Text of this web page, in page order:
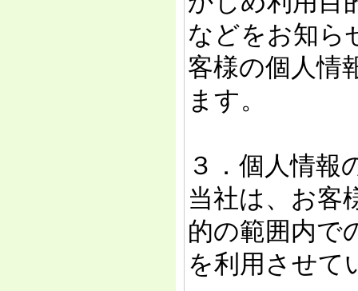
などをお知ら
客様の個人情
ます。
３．個人情報
当社は、お客
的の範囲内で
を利用させて